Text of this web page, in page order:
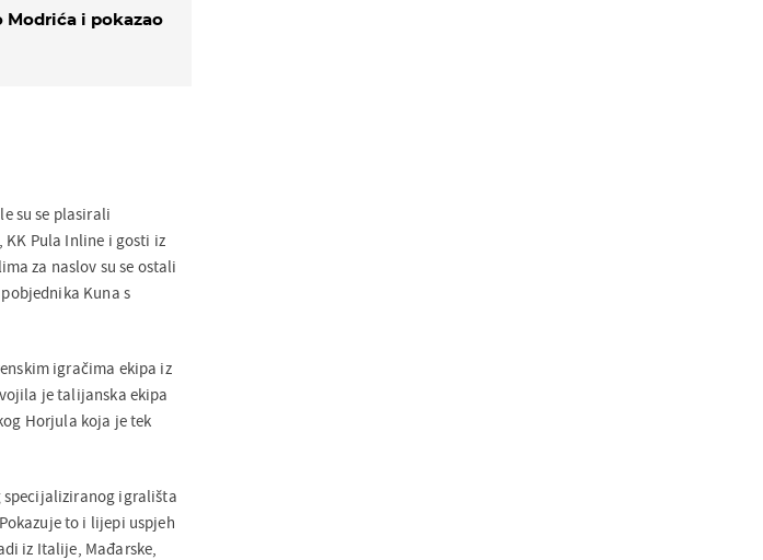
Modrića i pokazao
su se plasirali
Pula Inline i gosti iz
za naslov su se ostali
Kuna s
igračima ekipa iz
je talijanska ekipa
Horjula koja je tek
specijaliziranog igrališta
to i lijepi uspjeh
iz Italije, Mađarske,